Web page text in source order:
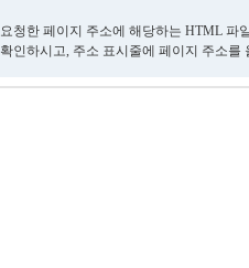
요청한 페이지 주소에 해당하는 HTML 파
확인하시고, 주소 표시줄에 페이지 주소